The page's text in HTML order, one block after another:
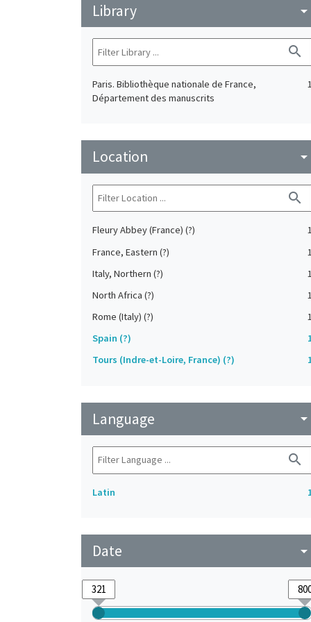
Library arrow_drop_down
search
Paris. Bibliothèque nationale de France,
Département des manuscrits
1
Location arrow_drop_down
search
Fleury Abbey (France) (?)
1
France, Eastern (?)
1
Italy, Northern (?)
1
North Africa (?)
1
Rome (Italy) (?)
1
Spain (?)
Tours (Indre-et-Loire, France) (?)
Language arrow_drop_down
search
Latin
Date arrow_drop_down